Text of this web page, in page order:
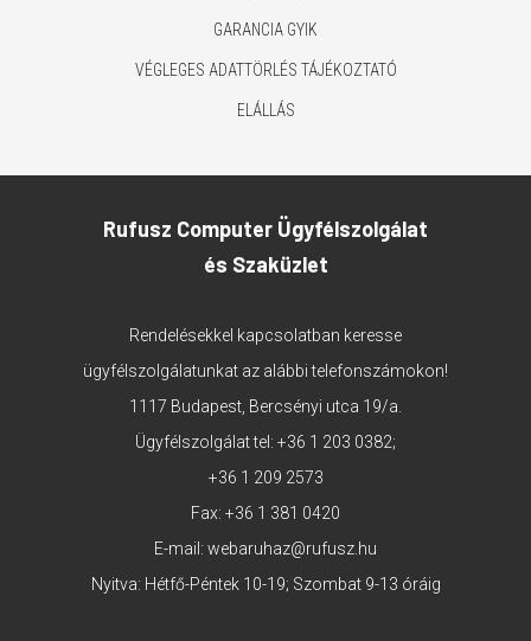
GARANCIA GYIK
VÉGLEGES ADATTÖRLÉS TÁJÉKOZTATÓ
ELÁLLÁS
Rufusz Computer Ügyfélszolgálat
és Szaküzlet
Rendelésekkel kapcsolatban keresse
ügyfélszolgálatunkat az alábbi telefonszámokon!
1117 Budapest, Bercsényi utca 19/a.
Ügyfélszolgálat tel: +36 1 203 0382;
+36 1 209 2573
Fax: +36 1 381 0420
E-mail: webaruhaz@rufusz.hu
Nyitva: Hétfő-Péntek 10-19; Szombat 9-13 óráig